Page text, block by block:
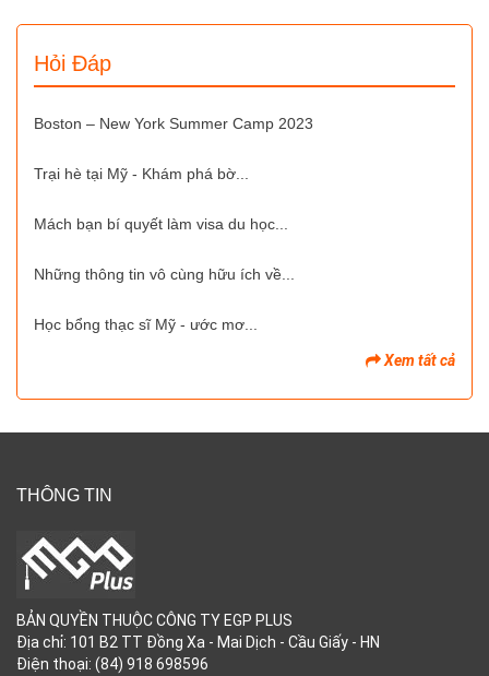
Hỏi Đáp
Boston – New York Summer Camp 2023
Trại hè tại Mỹ - Khám phá bờ...
Mách bạn bí quyết làm visa du học...
Những thông tin vô cùng hữu ích về...
Học bổng thạc sĩ Mỹ - ước mơ...
Xem tất cả
THÔNG TIN
BẢN QUYỀN THUỘC CÔNG TY EGP PLUS
Địa chỉ: 101 B2 TT Đồng Xa - Mai Dịch - Cầu Giấy - HN
Điện thoại: (84) 918 698596